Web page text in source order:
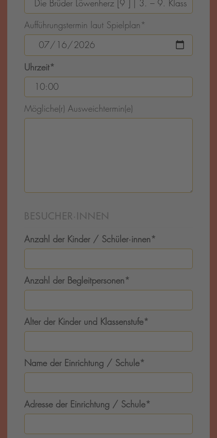
Aufführungstermin laut Spielplan*
Uhrzeit*
Mögliche(r) Ausweichtermin(e)
BESUCHER·INNEN
Anzahl der Kinder / Schüler·innen*
Anzahl der Begleitpersonen*
Alter der Kinder und Klassenstufe*
Name der Einrichtung / Schule*
Adresse der Einrichtung / Schule*